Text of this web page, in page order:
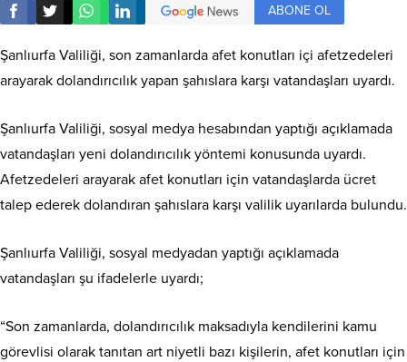
ABONE OL
Şanlıurfa Valiliği, son zamanlarda afet konutları içi afetzedeleri
arayarak dolandırıcılık yapan şahıslara karşı vatandaşları uyardı.
Şanlıurfa Valiliği, sosyal medya hesabından yaptığı açıklamada
vatandaşları yeni dolandırıcılık yöntemi konusunda uyardı.
Afetzedeleri arayarak afet konutları için vatandaşlarda ücret
talep ederek dolandıran şahıslara karşı valilik uyarılarda bulundu.
Şanlıurfa Valiliği, sosyal medyadan yaptığı açıklamada
vatandaşları şu ifadelerle uyardı;
“Son zamanlarda, dolandırıcılık maksadıyla kendilerini kamu
görevlisi olarak tanıtan art niyetli bazı kişilerin, afet konutları için